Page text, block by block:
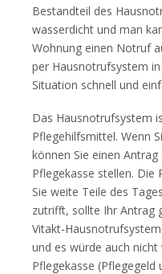
Bestandteil des
wasserdicht und man
Wohnung einen Notruf
per Hausnotrufsystem
Situation schnell und
Das Hausnotrufsystem
Pflegehilfsmittel. Wenn
können Sie einen
Pflegekasse stellen. Die
Sie weite Teile des
zutrifft, sollte Ihr Antrag
Vitakt-
und es würde auch
Pflegekasse